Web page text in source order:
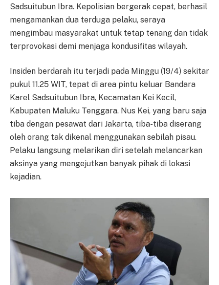
Sadsuitubun Ibra. Kepolisian bergerak cepat, berhasil
mengamankan dua terduga pelaku, seraya
mengimbau masyarakat untuk tetap tenang dan tidak
terprovokasi demi menjaga kondusifitas wilayah.
Insiden berdarah itu terjadi pada Minggu (19/4) sekitar
pukul 11.25 WIT, tepat di area pintu keluar Bandara
Karel Sadsuitubun Ibra, Kecamatan Kei Kecil,
Kabupaten Maluku Tenggara. Nus Kei, yang baru saja
tiba dengan pesawat dari Jakarta, tiba-tiba diserang
oleh orang tak dikenal menggunakan sebilah pisau.
Pelaku langsung melarikan diri setelah melancarkan
aksinya yang mengejutkan banyak pihak di lokasi
kejadian.